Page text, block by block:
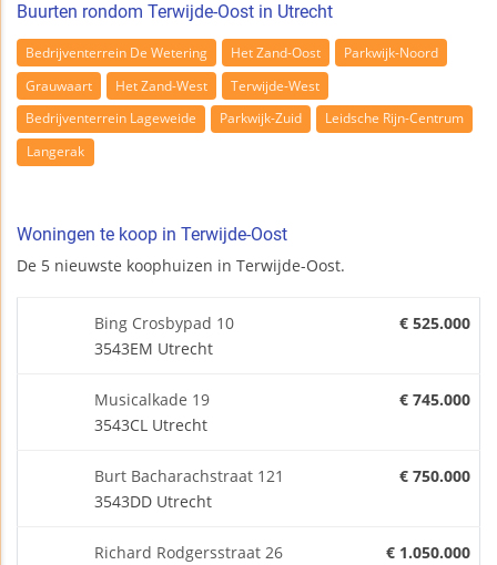
Buurten rondom Terwijde-Oost in Utrecht
Bedrijventerrein De Wetering Het Zand-Oost
Parkwijk-Noord
Grauwaart
Het Zand-West
Terwijde-West
Bedrijventerrein Lageweide
Parkwijk-Zuid
Leidsche Rijn-Centrum
Langerak
Woningen te koop in Terwijde-Oost
De 5 nieuwste koophuizen in Terwijde-Oost.
Bing Crosbypad 10
3543EM Utrecht
€ 525.000
Musicalkade 19
3543CL Utrecht
€ 745.000
Burt Bacharachstraat 121
3543DD Utrecht
€ 750.000
Richard Rodgersstraat 26
€ 1.050.000